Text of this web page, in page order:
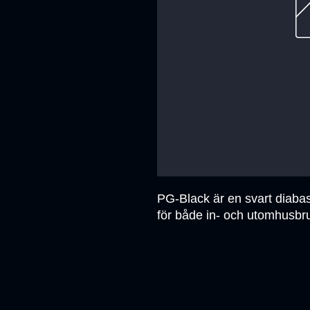
PG-Black är en svart
för både in- och